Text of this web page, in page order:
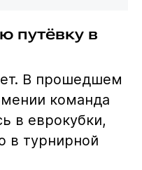
путёвку в
В прошедшем
команда
в еврокубки,
в турнирной